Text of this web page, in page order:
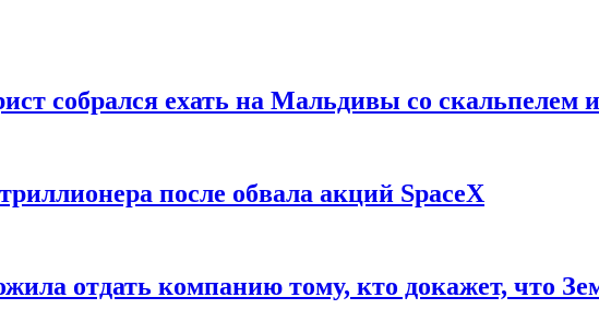
собрался ехать на Мальдивы со скальпелем
после обвала акций SpaceX
отдать компанию тому, кто докажет, что